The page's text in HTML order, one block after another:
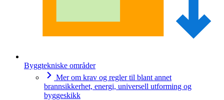
Byggtekniske områder
Mer om krav og regler til blant annet
brannsikkerhet, energi, universell utforming og
byggeskikk